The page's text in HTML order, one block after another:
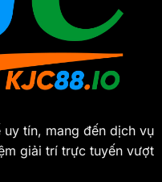
tín, mang đến dịch vụ
giải trí trực tuyến vượt